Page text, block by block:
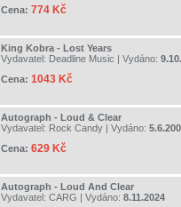
Cena: 774 Kč
King Kobra - Lost Years
Vydavatel: Deadline Music | Vydáno:
Cena: 1043 Kč
Autograph - Loud & Clear
Vydavatel: Rock Candy | Vydáno:
Cena: 629 Kč
Autograph - Loud And Clear
Vydavatel: CARG | Vydáno: 8.11.2024